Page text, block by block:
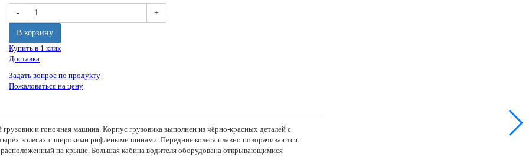
- +
В корзину
Купить в 1 клик
Доставка
Задать вопрос по продукту
Пожаловаться на цену
и гоночная машина. Корпус грузовика выполнен из чёрно-красных деталей с
колёсах с широкими рифлеными шинами. Передние колеса плавно поворачиваются.
на крыше. Большая кабина водителя оборудована открывающимися